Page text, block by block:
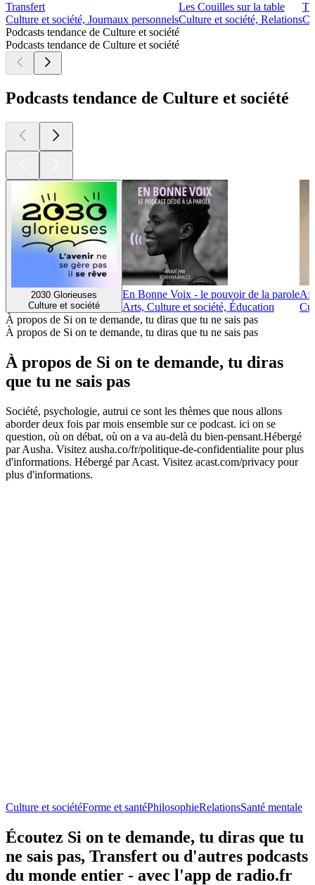
Transfert
Culture et société, Journaux personnels
Les Couilles sur la table
Culture et société, Relations
Podcasts tendance de Culture et société
Podcasts tendance de Culture et société
Podcasts tendance de Culture et société
2030 Glorieuses
Culture et société
En Bonne Voix - le pouvoir de la parole
Arts, Culture et société, Éducation
À propos de Si on te demande, tu diras que tu ne sais pas
À propos de Si on te demande, tu diras que tu ne sais pas
À propos de Si on te demande, tu diras
que tu ne sais pas
Société, psychologie, autrui ce sont les thèmes que nous allons
aborder deux fois par mois ensemble sur ce podcast. ici on se
question, où on débat, où on a va au-delà du bien-pensant.Hébergé
par Ausha. Visitez ausha.co/fr/politique-de-confidentialite pour plus
d'informations. Hébergé par Acast. Visitez acast.com/privacy pour
plus d'informations.
Culture et sociétéForme et santéPhilosophieRelationsSanté mentale
Écoutez Si on te demande, tu diras que tu
ne sais pas, Transfert ou d'autres podcasts
du monde entier - avec l'app de radio.fr